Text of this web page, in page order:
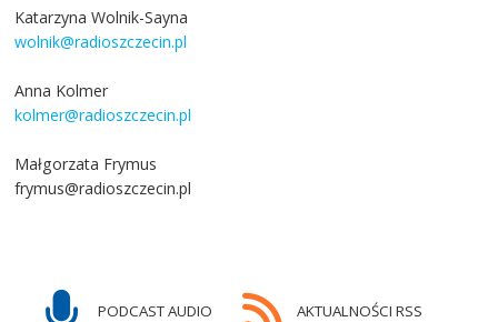
Katarzyna Wolnik-Sayna
wolnik@radioszczecin.pl
Anna Kolmer
kolmer@radioszczecin.pl
Małgorzata Frymus
frymus@radioszczecin.pl
PODCAST AUDIO AKTUALNOŚCI RSS